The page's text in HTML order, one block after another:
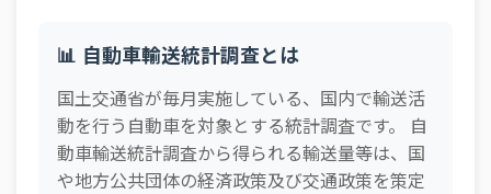
📊 自動車輸送統計調査とは
国土交通省が毎月実施している、国内で輸送活
動を行う自動車を対象とする統計調査です。 自
動車輸送統計調査から得られる輸送量等は、国
や地方公共団体の経済政策及び交通政策を策定